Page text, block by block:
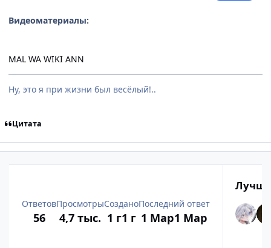
Видеоматериалы:
MAL WA WIKI ANN
Ну, это я при жизни был весёлый!..
Цитата
Ответов
56
Просмотры
4,7 тыс.
Создано
1 г1 г
Последний ответ
1 Мар1 Мар